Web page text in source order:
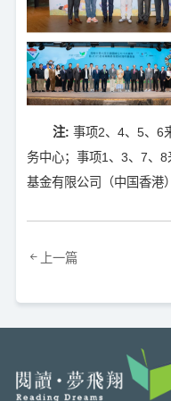
注: 事项2、4、5、6
务中心；事项1、3、7、
基金有限公司（中国香港
上一篇